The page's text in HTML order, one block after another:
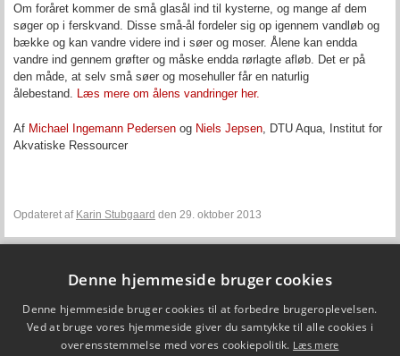
Om foråret kommer de små glasål ind til kysterne, og mange af dem
søger op i ferskvand. Disse små-ål fordeler sig op igennem vandløb og
bække og kan vandre videre ind i søer og moser. Ålene kan endda
vandre ind gennem grøfter og måske endda rørlagte afløb. Det er på
den måde, at selv små søer og mosehuller får en naturlig
ålebestand. Læs mere om ålens vandringer her.
Af Michael Ingemann Pedersen og Niels Jepsen, DTU Aqua, Institut for
Akvatiske Ressourcer
Opdateret af Karin Stubgaard den 29. oktober 2013
DTU Aqua - Institut for Akvatiske Ressourcer
Vejlsøvej 39
8600 Silkeborg
ffi@aqua.dtu.dk
Denne hjemmeside bruger cookies
Denne hjemmeside bruger cookies til at forbedre brugeroplevelsen.
Ved at bruge vores hjemmeside giver du samtykke til alle cookies i
overensstemmelse med vores cookiepolitik. Læs mere